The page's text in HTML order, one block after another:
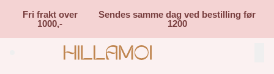
Fri frakt over
1000,-
Sendes samme dag ved bestilling før
1200
Search (⌘K)